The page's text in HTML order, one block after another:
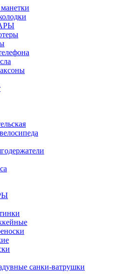
санки-ватрушки